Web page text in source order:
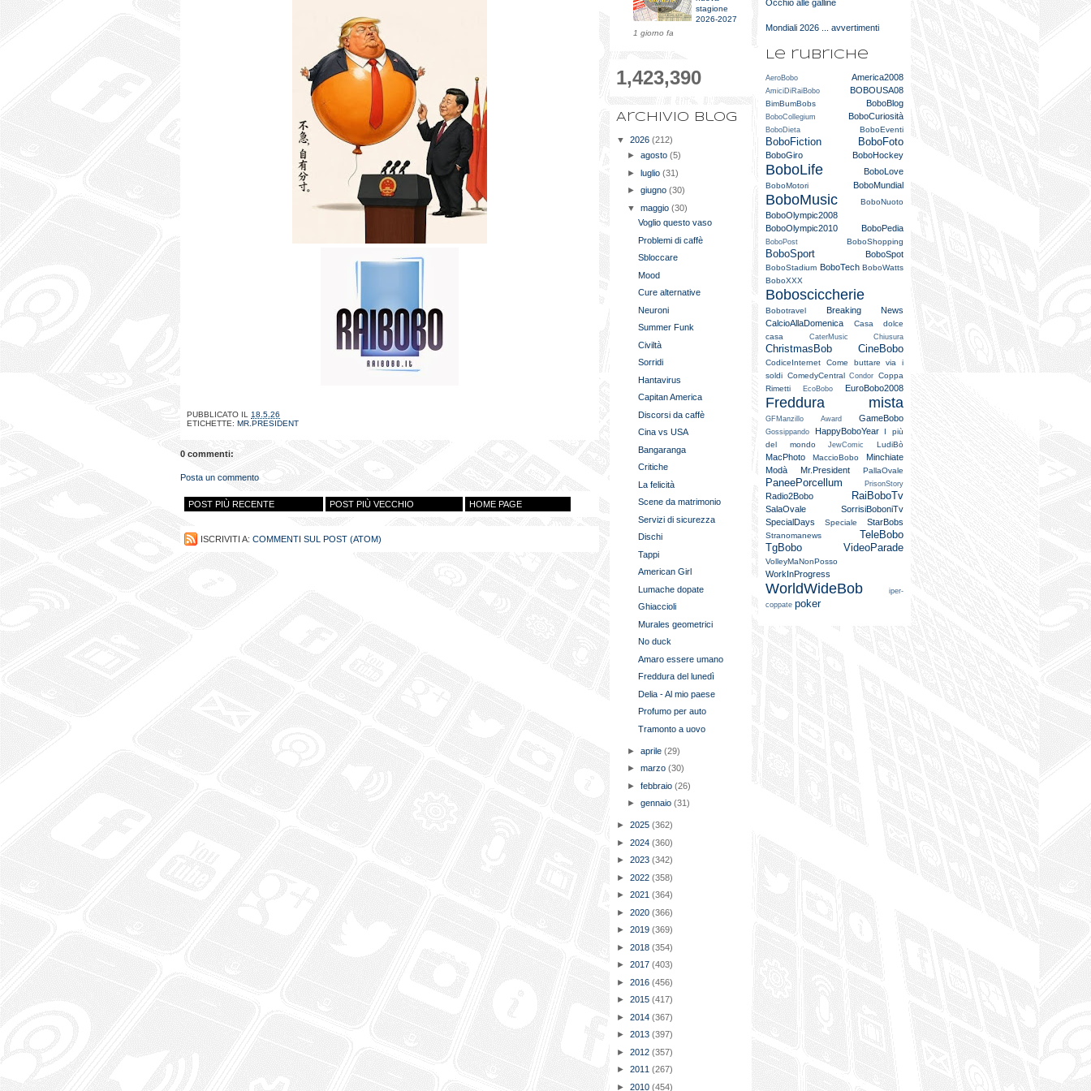
PUBBLICATO IL 18.5.26
ETICHETTE: MR.PRESIDENT
0 commenti:
Posta un commento
POST PIÙ RECENTE POST PIÙ VECCHIO HOME PAGE
ISCRIVITI A: COMMENTI SUL POST (ATOM)
stagione
2026-2027
1 giorno fa
1,423,390
Archivio blog
▼ 2026 (212)
►agosto(5)
►luglio(31)
►giugno(30)
▼maggio(30)
Voglio questo vaso
Problemi di caffè
Sbloccare
Mood
Cure alternative
Neuroni
Summer Funk
Civiltà
Sorridi
Hantavirus
Capitan America
Discorsi da caffè
Cina vs USA
Bangaranga
Critiche
La felicità
Scene da matrimonio
Servizi di sicurezza
Dischi
Tappi
American Girl
Lumache dopate
Ghiaccioli
Murales geometrici
No duck
Amaro essere umano
Freddura del lunedì
Delia - Al mio paese
Profumo per auto
Tramonto a uovo
►aprile(29)
►marzo(30)
►febbraio(26)
►gennaio(31)
► 2025 (362)
► 2024 (360)
► 2023 (342)
► 2022 (358)
► 2021 (364)
► 2020 (366)
► 2019 (369)
► 2018 (354)
► 2017 (403)
► 2016 (456)
► 2015 (417)
► 2014 (367)
► 2013 (397)
► 2012 (357)
► 2011 (267)
► 2010 (454)
Occhio alle galline
Mondiali 2026 ... avvertimenti
Le rubriche
AeroBobo America2008
AmiciDiRaiBobo BOBOUSA08
BimBumBobs BoboBlog
BoboCollegium BoboCuriosità
BoboDieta BoboEventi
BoboFiction BoboFoto
BoboGiro BoboHockey
BoboLife BoboLove
BoboMotori BoboMundial
BoboMusic BoboNuoto
BoboOlympic2008
BoboOlympic2010
BoboPedia
BoboPost BoboShopping
BoboSport BoboSpot
BoboStadium BoboTech BoboWatts
BoboXXX
Bobosciccherie
Bobotravel
Breaking News
CalcioAllaDomenica
Casa dolce
casa
CaterMusic Chiusura
ChristmasBob CineBobo
CodiceInternet
Come buttare via i
soldi ComedyCentral Condor
Coppa
Rimetti
EcoBobo EuroBobo2008
Freddura mista
GFManzillo Award GameBobo
Gossippando HappyBoboYear
I più
del mondo
JewComic LudiBò
MacPhoto MaccioBobo
Minchiate
Modà
Mr.President PallaOvale
PaneePorcellum PrisonStory
Radio2Bobo RaiBoboTv
SalaOvale
SorrisiBoboniTv
SpecialDays
Speciale StarBobs
Stranomanews
TeleBobo
TgBobo
VideoParade
VolleyMaNonPosso
WorkInProgress
WorldWideBob
iper-
coppate poker